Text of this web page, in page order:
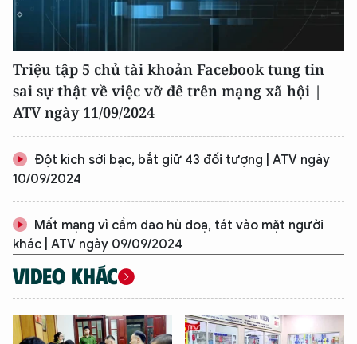
Triệu tập 5 chủ tài khoản Facebook tung tin
sai sự thật về việc vỡ đê trên mạng xã hội |
ATV ngày 11/09/2024
Đột kích sới bạc, bắt giữ 43 đối tượng | ATV ngày
10/09/2024
Mất mạng vì cầm dao hù doạ, tát vào mặt người
khác | ATV ngày 09/09/2024
VIDEO KHÁC